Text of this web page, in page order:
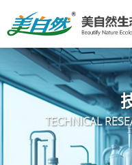
TECHNICAL